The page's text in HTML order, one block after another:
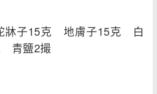
子15克 地膚子15克 白
青鹽2撮